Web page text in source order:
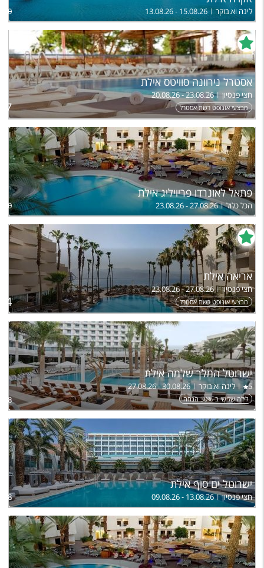
לינה וא.בוקר 13.08.26 - 15.08.26
אסטרל נירוונה סוויטס אילת
חצי פנסיון 20.08.26 - 23.08.26
מבצעי אוגוסט רשת אסטרל
פתאל לאונרדו פריויליג אילת
הכל כלול 23.08.26 - 27.08.26
אריאה אילת
חצי פנסיון 23.08.26 - 27.08.26
מבצעי אוגוסט רשת אסטרל
ישרוטל המלך שלמה אילת
5 לינה וא.בוקר 27.08.26 - 30.08.26
לילה שלישי ב-30% הנחה
ישרוטל ים סוף אילת
חצי פנסיון 09.08.26 - 13.08.26